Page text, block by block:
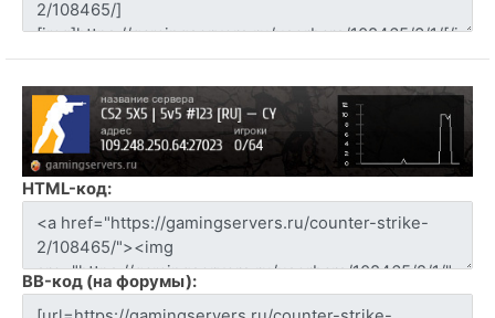
HTML-код:
BB-код (на форумы):